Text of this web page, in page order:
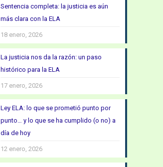
Sentencia completa: la justicia es aún
más clara con la ELA
18 enero, 2026
La justicia nos da la razón: un paso
histórico para la ELA
17 enero, 2026
Ley ELA: lo que se prometió punto por
punto… y lo que se ha cumplido (o no) a
día de hoy
12 enero, 2026